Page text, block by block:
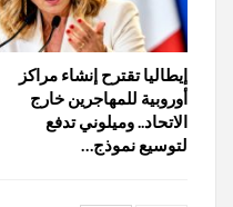
إيطاليا تقترح إنشاء مراكز
أوروبية للمهاجرين خارج
الاتحاد.. وميلوني تدفع
لتوسيع نموذج…